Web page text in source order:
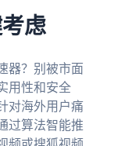
虑
器？别被市面
用性和安全
对海外用户痛
过算法智能推